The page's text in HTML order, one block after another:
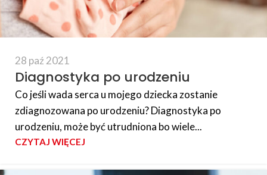
28 paź 2021
Diagnostyka po urodzeniu
Co jeśli wada serca u mojego dziecka zostanie
zdiagnozowana po urodzeniu? Diagnostyka po
urodzeniu, może być utrudniona bo wiele...
CZYTAJ WIĘCEJ